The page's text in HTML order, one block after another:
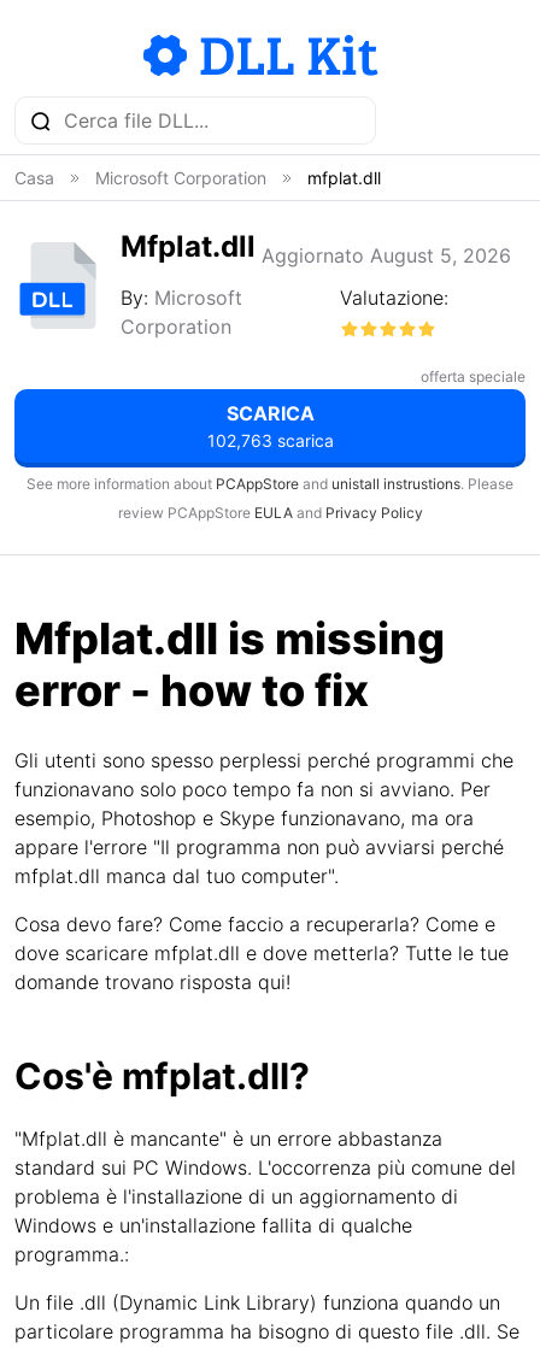
Casa Microsoft Corporation mfplat.dll
Mfplat.dll Aggiornato August 5, 2026
By: Microsoft
Corporation
Valutazione:
offerta speciale
SCARICA
102,763 scarica
See more information about PCAppStore and unistall instrustions. Please
review PCAppStore EULAand Privacy Policy
Mfplat.dll is missing
error - how to fix
Gli utenti sono spesso perplessi perché programmi che
funzionavano solo poco tempo fa non si avviano. Per
esempio, Photoshop e Skype funzionavano, ma ora
appare l'errore "Il programma non può avviarsi perché
mfplat.dll manca dal tuo computer".
Cosa devo fare? Come faccio a recuperarla? Come e
dove scaricare mfplat.dll e dove metterla? Tutte le tue
domande trovano risposta qui!
Cos'è mfplat.dll?
"Mfplat.dll è mancante" è un errore abbastanza
standard sui PC Windows. L'occorrenza più comune del
problema è l'installazione di un aggiornamento di
Windows e un'installazione fallita di qualche
programma.:
Un file .dll (Dynamic Link Library) funziona quando un
particolare programma ha bisogno di questo file .dll. Se